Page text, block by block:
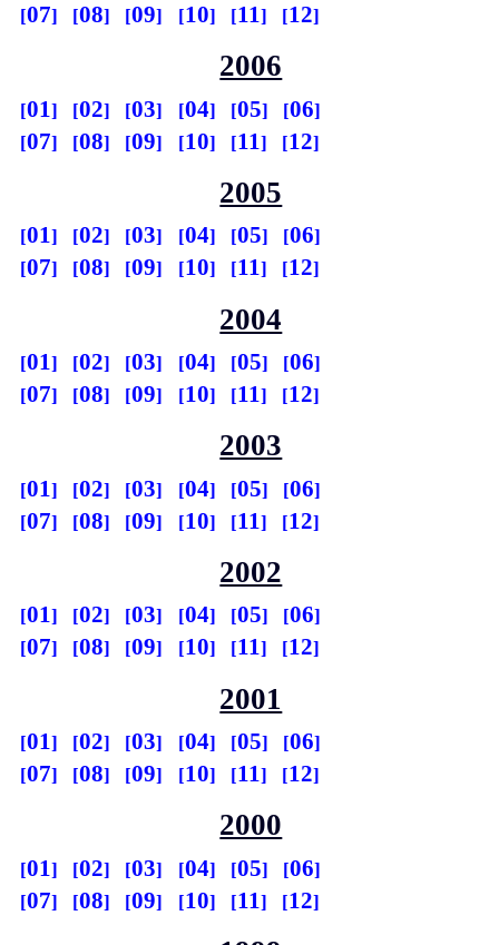
07
08 09 10 11 12
2006
01 02 03 04 05
06
07
08 09 10 11 12
2005
01 02 03 04 05
06
07
08 09 10 11 12
2004
01 02 03 04 05
06
07
08 09 10 11 12
2003
01 02 03 04 05
06
07
08 09 10 11 12
2002
01 02 03 04 05
06
07
08 09 10 11 12
2001
01 02 03 04 05
06
07
08 09 10 11 12
2000
01 02 03 04 05
06
07
08 09 10 11 12